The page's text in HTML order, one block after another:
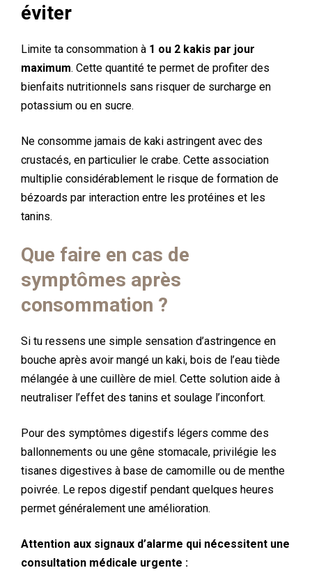
éviter
Limite ta consommation à 1 ou 2 kakis par jour
maximum. Cette quantité te permet de profiter des
bienfaits nutritionnels sans risquer de surcharge en
potassium ou en sucre.
Ne consomme jamais de kaki astringent avec des
crustacés, en particulier le crabe. Cette association
multiplie considérablement le risque de formation de
bézoards par interaction entre les protéines et les
tanins.
Que faire en cas de
symptômes après
consommation ?
Si tu ressens une simple sensation d’astringence en
bouche après avoir mangé un kaki, bois de l’eau tiède
mélangée à une cuillère de miel. Cette solution aide à
neutraliser l’effet des tanins et soulage l’inconfort.
Pour des symptômes digestifs légers comme des
ballonnements ou une gêne stomacale, privilégie les
tisanes digestives à base de camomille ou de menthe
poivrée. Le repos digestif pendant quelques heures
permet généralement une amélioration.
Attention aux signaux d’alarme qui nécessitent une
consultation médicale urgente :